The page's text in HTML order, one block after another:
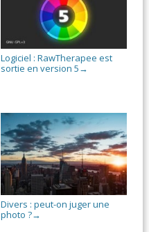
Logiciel : RawTherapee est
sortie en version 5 →
Divers : peut-on juger une
photo ?→